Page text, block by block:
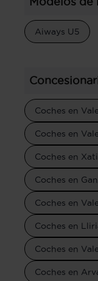
Aiways U5
Coches en
Coches en
Coches en
Coches en
Coches en
Coches en
Coches en
Coches en